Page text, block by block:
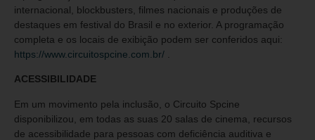
internacional, blockbusters, filmes nacionais e produções de
destaques em festival do Brasil e no exterior. A programação
completa e os locais de exibição podem ser conferidos aqui:
https://www.circuitospcine.com.br/
ACESSIBILIDADE
Em um movimento pela inclusão, o Circuito Spcine
disponibilizou, em todas as suas 20 salas de cinema, recursos
de acessibilidade para pessoas com deficiência auditiva e